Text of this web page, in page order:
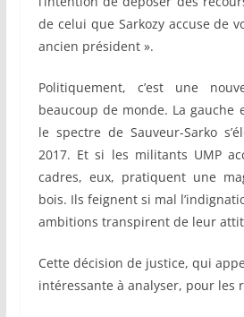
de celui que Sarkozy accuse de
ancien président ».
Politiquement, c’est une
beaucoup de monde. La gauche
le spectre de Sauveur-Sarko
2017. Et si les militants UMP
cadres, eux, pratiquent une
bois. Ils feignent si mal
ambitions transpirent de leur
Cette décision de justice, qui
intéressante à analyser, pour les